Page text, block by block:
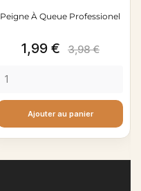
Peigne À Queue Professionel
Prix
1,99 € Prix
3,98 €
Ajouter au panier